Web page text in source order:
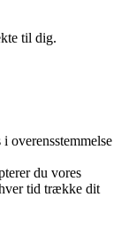
til dig.
overensstemmelse
du vores
tid trække dit